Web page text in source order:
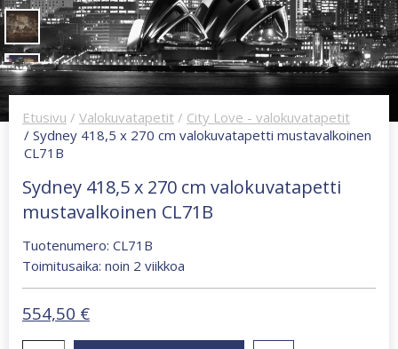
Etusivu / Valokuvatapetit / City Love - valokuvatapetit
/ Sydney 418,5 x 270 cm valokuvatapetti mustavalkoinen
CL71B
Sydney 418,5 x 270 cm valokuvatapetti
mustavalkoinen CL71B
Tuotenumero: CL71B
Toimitusaika: noin 2 viikkoa
554,50 €